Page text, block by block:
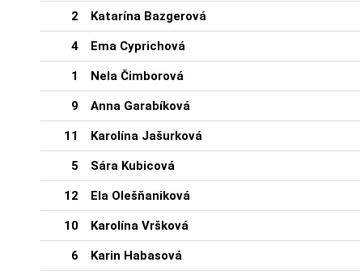
2 Katarína Bazgerová
4 Ema Cyprichová
1 Nela Čimborová
9 Anna Garabíková
11 Karolína Jašurková
5 Sára Kubicová
12 Ela Olešňaniková
10 Karolína Vršková
6 Karin Habasová